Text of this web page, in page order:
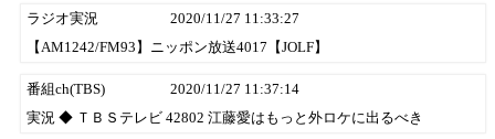
ラジオ実況
2020/11/27 11:33:27
【AM1242/FM93】ニッポン放送4017【JOLF】
番組ch(TBS)
2020/11/27 11:37:14
実況 ◆ ＴＢＳテレビ 42802 江藤愛はもっと外ロケに出るべき